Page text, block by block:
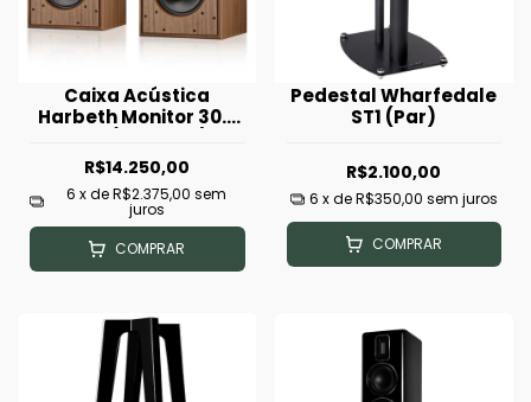
Caixa Acústica
Harbeth Monitor 30.2
(seminova)
R$14.250,00
6 x deR$2.375,00 sem
juros
COMPRAR
Pedestal Wharfedale
ST1 (Par)
R$2.100,00
6 x deR$350,00 sem juros
COMPRAR